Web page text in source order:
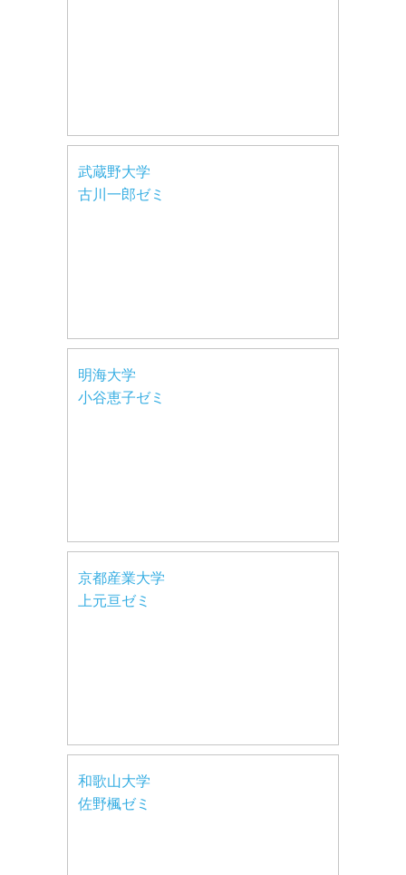
武蔵野大学
古川一郎ゼミ
明海大学
小谷恵子ゼミ
京都産業大学
上元亘ゼミ
和歌山大学
佐野楓ゼミ